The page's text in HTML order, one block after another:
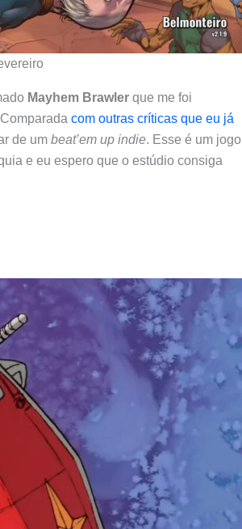
Mayhem Brawler que me foi
com outras críticas que eu já
de um beat’em up indie. Esse é um jogo
e eu espero que o estúdio consiga